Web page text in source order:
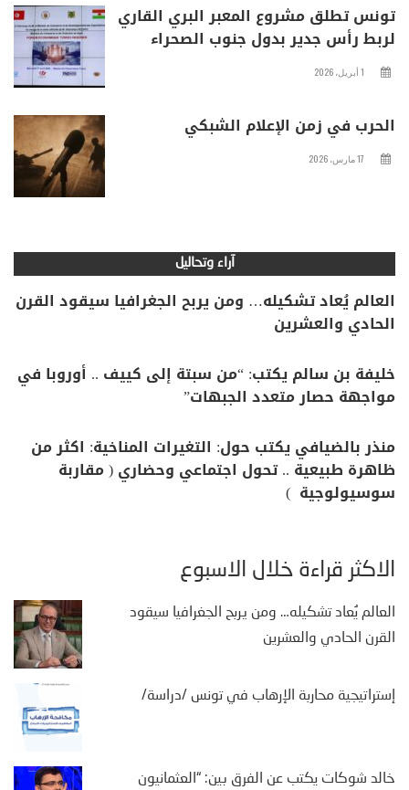
تونس تطلق مشروع المعبر البري القاري
لربط رأس جدير بدول جنوب الصحراء
1 أبريل، 2026
الحرب في زمن الإعلام الشبكي
17 مارس، 2026
آراء وتحاليل
العالم يُعاد تشكيله… ومن يربح الجغرافيا سيقود القرن
الحادي والعشرين
خليفة بن سالم يكتب: “من سبتة إلى كييف .. أوروبا في
مواجهة حصار متعدد الجبهات”
منذر بالضيافي يكتب حول: التغيرات المناخية: اكثر من
ظاهرة طبيعية .. تحول اجتماعي وحضاري ( مقاربة
سوسيولوجية )
الأكثر قراءة خلال الأسبوع
العالم يُعاد تشكيله… ومن يربح الجغرافيا سيقود
القرن الحادي والعشرين
إستراتيجية محاربة الإرهاب في تونس /دراسة/
خالد شوكات يكتب عن الفرق بين: “العثمانيون